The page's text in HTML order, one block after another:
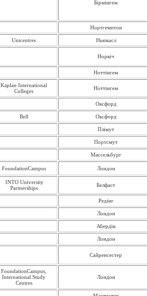
Бірмінгем
Нортгемптон
Unicentres Ньюкасл
Норвіч
Ноттінгем
Kaplan International
Colleges
Ноттінгем
Оксфорд
Bell Оксфорд
Плімут
Портсмут
Массельбург
FoundationCampus Лондон
INTO University
Partnerships
Белфаст
Редінг
Лондон
Абердін
Лондон
Сайренсестер
FoundationCampus,
International Study
Centres
Лондон